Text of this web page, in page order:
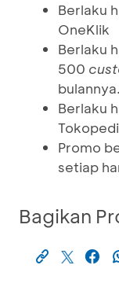
Berlaku
OneKlik
Berlaku
500
bulannya.
Berlaku
Promo
setiap
Bagikan